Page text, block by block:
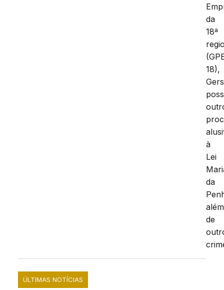
da
18ª
18),
à
Lei
da
além
de
ÚLTIMAS NOTÍCIAS